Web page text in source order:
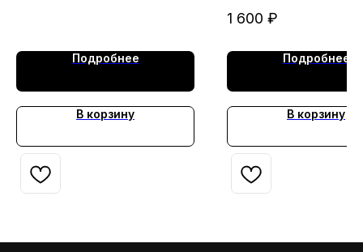
Подробнее
В корзину
Brostem МАРКА
мужская светло-
1 600 ₽
Подробнее
В корзину